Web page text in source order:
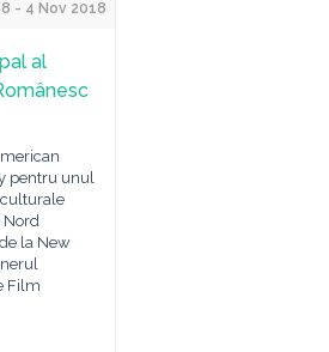
- 4 Nov 2018
al
pentru unul
Nord
la New
Film